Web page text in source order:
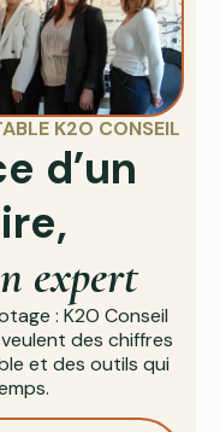
K2O CONSEIL
d’un
expert
: K2O Conseil
des chiffres
et des outils qui